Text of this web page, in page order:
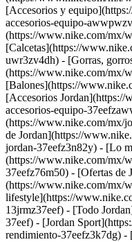
[Accesorios y
accesorios-equipo-
(https://www.nike.com/mx/
[Calcetas](https://
uwr3zv4dh) - [Gorras,
(https://www.nike.com/mx/
[Balones](https://
[Accesorios
accesorios-equipo-
(https://www.nike.com/mx/
de Jordan](https://
jordan-37eefz3n82y) - [Lo
(https://www.nike.com/mx/
37eefz76m50) - [Ofertas de
(https://www.nike.com/mx/
lifestyle](https://
13jrmz37eef) - [Todo
37eef) - [Jordan
rendimiento-37eefz3k7dg) -